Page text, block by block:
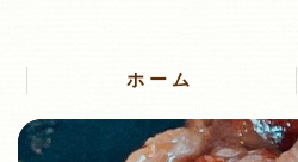
ホーム